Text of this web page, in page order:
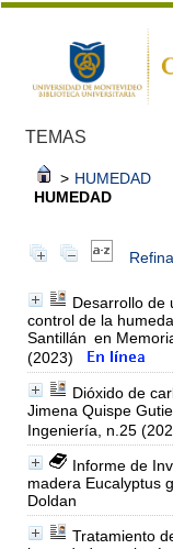
TEMAS
> HUMEDAD
HUMEDAD
Desarrollo de
control de la
Santillán en
(2023)
Dióxido de
Jimena Quispe
Ingeniería, n.25
Informe de
madera Eucalyptus
Doldan
Tratamiento